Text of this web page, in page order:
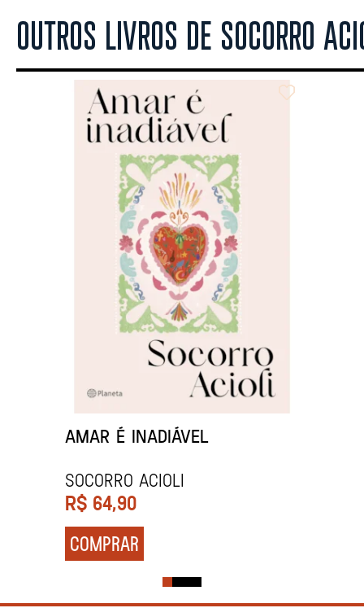
OUTROS LIVROS DE SOCORRO
AMAR É INADIÁVEL
Socorro Acioli
R$ 64,90
COMPRAR